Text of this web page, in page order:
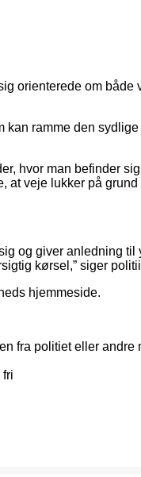
orienterede om både
ramme den
hvor man befinder
at veje lukker på
og giver anledning
kørsel,” siger
hjemmeside.
fra politiet eller andre
fri